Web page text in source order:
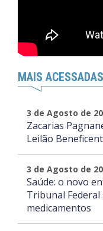
MAIS ACESSADAS
3 de Agosto de
Zacarias
Leilão
3 de Agosto de
Saúde: o novo
Tribunal
medicamentos